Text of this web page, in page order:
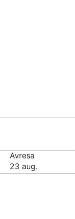
Avresa
23 aug.